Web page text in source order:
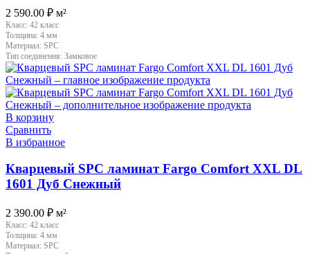
2 590.00 ₽ м²
Класс: 42 класс
Толщина: 4 мм
Материал: SPC
Тип соединения: Замковое
В корзину
Сравнить
В избранное
Кварцевый SPC ламинат Fargo Comfort XXL DL
1601 Дуб Снежный
2 390.00 ₽ м²
Класс: 42 класс
Толщина: 4 мм
Материал: SPC